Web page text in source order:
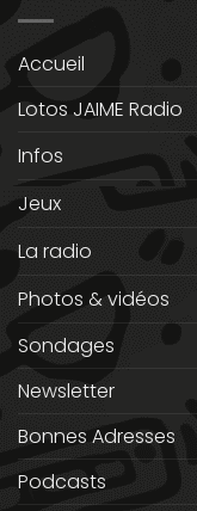
Accueil
Lotos JAIME Radio
Infos
Jeux
La radio
Photos & vidéos
Sondages
Newsletter
Bonnes Adresses
Podcasts